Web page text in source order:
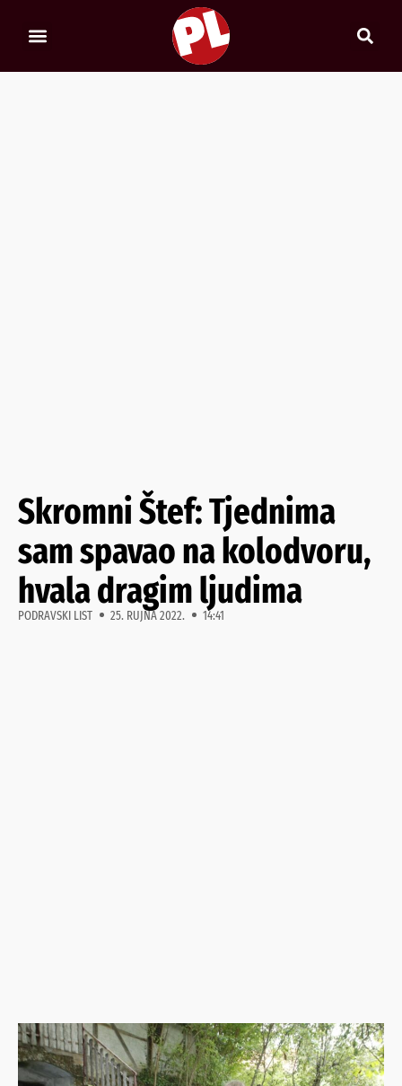
Skromni Štef: Tjednima
sam spavao na kolodvoru,
hvala dragim ljudima
PODRAVSKI LIST 25. RUJNA 2022. 14:41